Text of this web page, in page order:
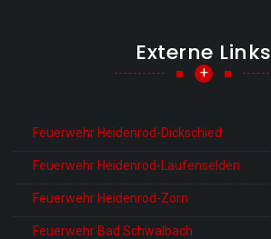
Externe Links
+
Feuerwehr Heidenrod-Dickschied
Feuerwehr Heidenrod-Laufenselden
Feuerwehr Heidenrod-Zorn
Feuerwehr Bad Schwalbach